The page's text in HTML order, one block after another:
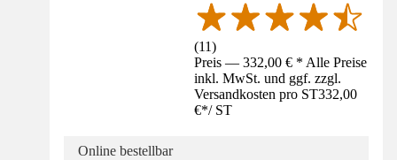
(11)
Preis — 332,00 € * Alle Preise
inkl. MwSt. und ggf. zzgl.
Versandkosten pro ST332,00
€*/ ST
Online bestellbar